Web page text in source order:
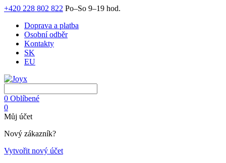
+420 228 802 822 Po–So 9–19 hod.
Doprava a platba
Osobní odběr
Kontakty
SK
EU
0 Oblíbené
0
Můj účet
Nový zákazník?
Vytvořit nový účet